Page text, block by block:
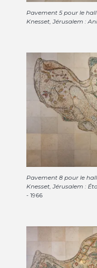
Pavement 5 pour le
Knesset, Jérusalem :
Pavement 8 pour le
Knesset, Jérusalem :
- 1966